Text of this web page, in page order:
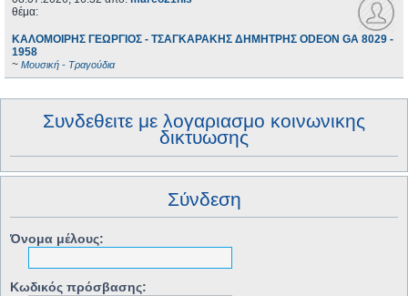
θέμα:
ΚΑΛΟΜΟΙΡΗΣ ΓΕΩΡΓΙΟΣ - ΤΣΑΓΚΑΡΑΚΗΣ ΔΗΜΗΤΡΗΣ ODEON GA 8029 -
1958
~ Μουσική - Τραγούδια
Συνδεθειτε με λογαριασμο κοινωνικης
δικτυωσης
Σύνδεση
Όνομα μέλους:
Κωδικός πρόσβασης: